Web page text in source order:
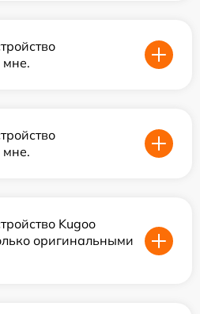
мне.
мне.
Kugoo
оригинальными